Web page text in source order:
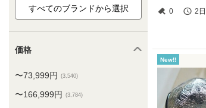
価格
〜73,999円 (3,540)
〜166,999円 (3,784)
0 2日
New!!